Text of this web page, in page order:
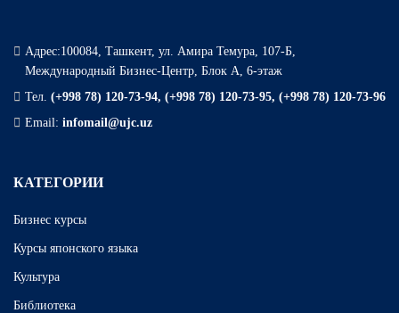
Адрес:100084, Ташкент, ул. Амира Темура, 107-Б,
Международный Бизнес-Центр, Блок А, 6-этаж
Тел. (+998 78) 120-73-94, (+998 78) 120-73-95, (+998 78) 120-73-96
Email: infomail@ujc.uz
КАТЕГОРИИ
Бизнес курсы
Курсы японского языка
Культура
Библиотека